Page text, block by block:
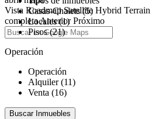
Vista Roadmap Satellite Hybrid Terrain
completaAnterior Próximo
Casas-Chalets (5)
Locales (1)
Pisos (21)
Operación
Operación
Alquiler (11)
Venta (16)